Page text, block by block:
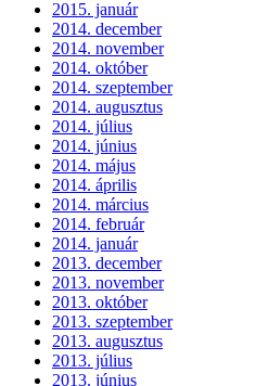
2015. január
2014. december
2014. november
2014. október
2014. szeptember
2014. augusztus
2014. július
2014. június
2014. május
2014. április
2014. március
2014. február
2014. január
2013. december
2013. november
2013. október
2013. szeptember
2013. augusztus
2013. július
2013. június